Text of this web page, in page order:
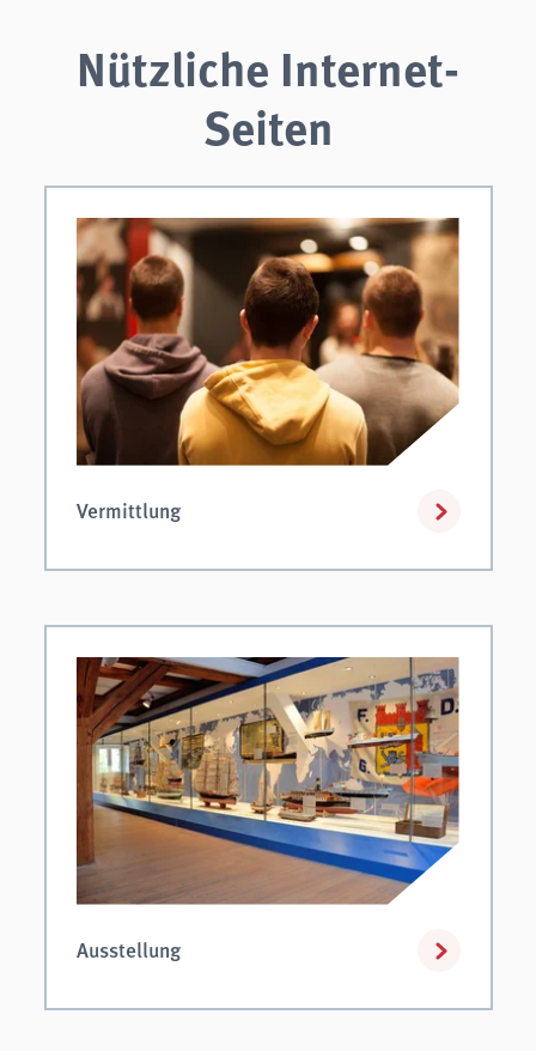
Nützliche Internet-
Seiten
Vermittlung
Ausstellung